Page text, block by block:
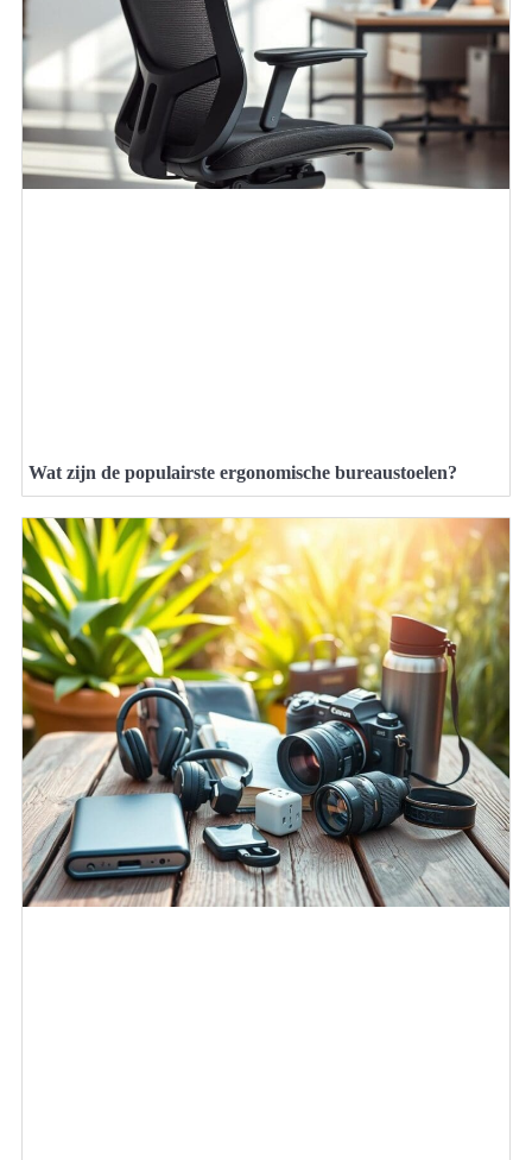
Wat zijn de populairste ergonomische bureaustoelen?